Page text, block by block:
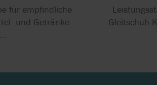
für empfindliche
und Getränke-
Gleitschuh-